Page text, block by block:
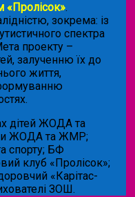
«Пролісок».
зокрема: із
спектра
проекту –
залученню їх до
життя,
дітей ЖОДА та
ЖОДА та ЖМР;
спорту; БФ
клуб «Пролісок»;
«Карітас-
ЗОШ.